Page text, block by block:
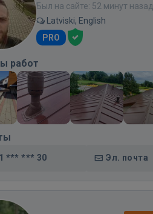
Был на сайте: 52 минут назад
Latviski, English
PRO
работ
*** *** 30 Эл. почта